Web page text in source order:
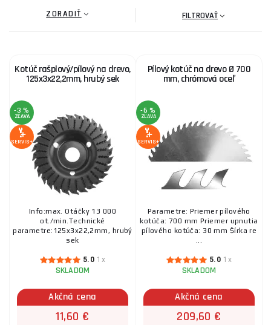
SKLADOM 10,80 €
Kotúč pilový s SK plátky 185x2,2x20mm, 36T
SKLADOM KÚPIŤ
Kotúč pilový s SK plátky 300x2,2x30mm, 40T
SKLADOM 27,90 €
Kotúč pilový s SK plátky 210x2,6x25,4mm, 48T
SKLADOM 21,10 €
Kotúč pilový s SK plátky, 400x2,5x30mm 60T
ZORADIŤ FILTROVAŤ
Kotúč rašplový/pílový na drevo,
125x3x22,2mm, hrubý sek
-3 %
ZĽAVA
SERVIS+
Info:max. Otáčky 13 000
ot./min.Technické
parametre:125x3x22,2mm, hrubý
sek
5.0 1x
SKLADOM
Akčná cena
11,60 €
Pílový kotúč na drevo Ø 700
mm, chrómová oceľ
-6 %
ZĽAVA
SERVIS+
Parametre: Priemer pílového
kotúča: 700 mm Priemer upnutia
pílového kotúča: 30 mm Šírka re
...
5.0 1x
SKLADOM
Akčná cena
209,60 €